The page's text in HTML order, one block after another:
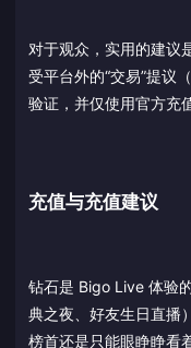
对于观众，实用的建议
受平台外的“交易”提议
验证，并仅使用官方充
充值与充值建议
钻石是 Bigo Live 体验
典之夜、好友生日直播
榜首还是只能眼睁睁看